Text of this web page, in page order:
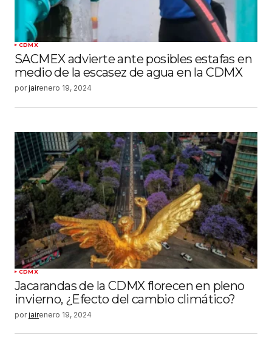
CDMX
SACMEX advierte ante posibles estafas en
medio de la escasez de agua en la CDMX
por jairenero 19, 2024
CDMX
Jacarandas de la CDMX florecen en pleno
invierno, ¿Efecto del cambio climático?
por jairenero 19, 2024